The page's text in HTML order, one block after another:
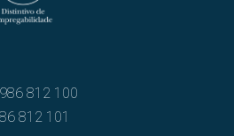
812 100
812 101